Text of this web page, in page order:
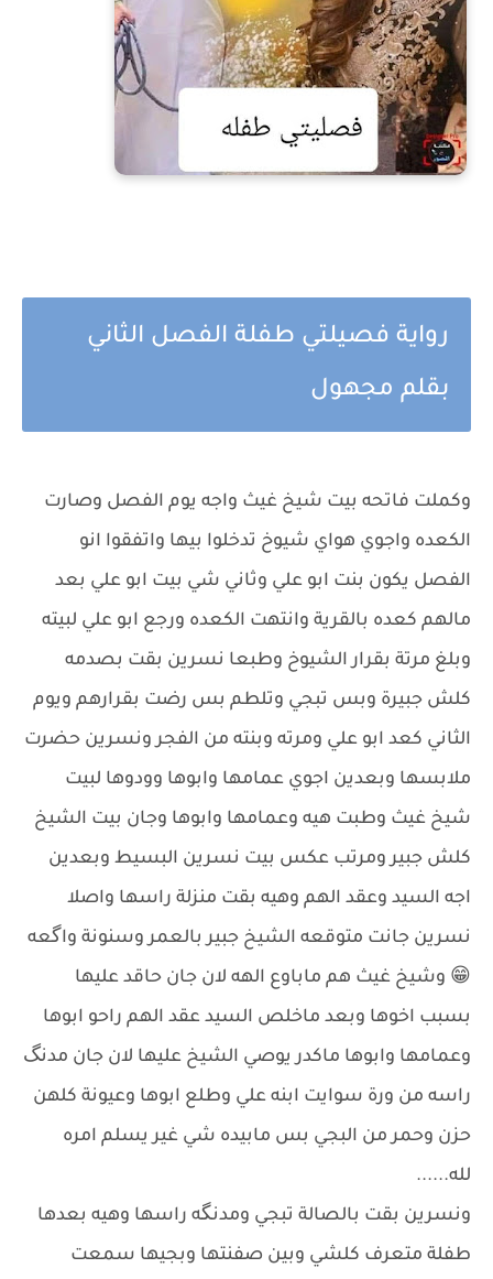
رواية فصيلتي طفلة الفصل الثاني
بقلم مجهول
وكملت فاتحه بيت شيخ غيث واجه يوم الفصل وصارت
الكعده واجوي هواي شيوخ تدخلوا بيها واتفقوا انو
الفصل يكون بنت ابو علي وثاني شي بيت ابو علي بعد
مالهم كعده بالقرية وانتهت الكعده ورجع ابو علي لبيته
وبلغ مرتة بقرار الشيوخ وطبعا نسرين بقت بصدمه
كلش جبيرة وبس تبجي وتلطم بس رضت بقرارهم ويوم
الثاني كعد ابو علي ومرته وبنته من الفجر ونسرين حضرت
ملابسها وبعدين اجوي عمامها وابوها وودوها لبيت
شيخ غيث وطبت هيه وعمامها وابوها وجان بيت الشيخ
كلش جبير ومرتب عكس بيت نسرين البسيط وبعدين
اجه السيد وعقد الهم وهيه بقت منزلة راسها واصلا
نسرين جانت متوقعه الشيخ جبير بالعمر وسنونة واگعه
😁 وشيخ غيث هم ماباوع الهه لان جان حاقد عليها
بسبب اخوها وبعد ماخلص السيد عقد الهم راحو ابوها
وعمامها وابوها ماكدر يوصي الشيخ عليها لان جان مدنگ
راسه من ورة سوايت ابنه علي وطلع ابوها وعيونة كلهن
حزن وحمر من البجي بس مابيده شي غير يسلم امره
لله......
ونسرين بقت بالصالة تبجي ومدنگه راسها وهيه بعدها
طفلة متعرف كلشي وبين صفنتها وبجيها سمعت